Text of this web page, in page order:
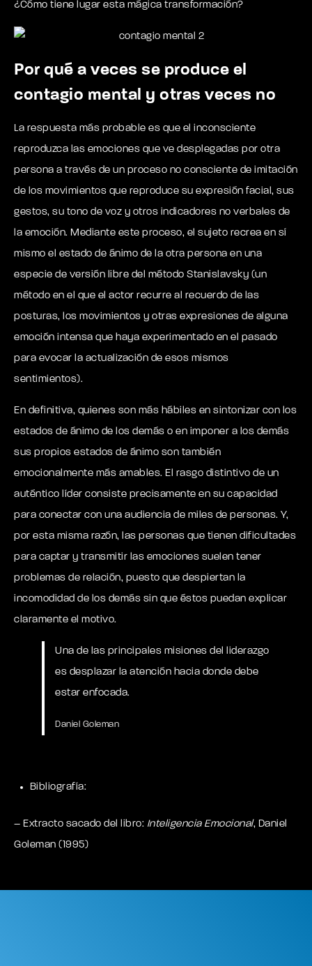
¿Cómo tiene lugar esta mágica transformación?
Por qué a veces se produce el
contagio mental y otras veces no
La respuesta más probable es que el inconsciente
reproduzca las emociones que ve desplegadas por otra
persona a través de un proceso no consciente de imitación
de los movimientos que reproduce su expresión facial, sus
gestos, su tono de voz y otros indicadores no verbales de
la emoción. Mediante este proceso, el sujeto recrea en sí
mismo el estado de ánimo de la otra persona en una
especie de versión libre del método Stanislavsky (un
método en el que el actor recurre al recuerdo de las
posturas, los movimientos y otras expresiones de alguna
emoción intensa que haya experimentado en el pasado
para evocar la actualización de esos mismos
sentimientos).
En definitiva, quienes son más hábiles en sintonizar con los
estados de ánimo de los demás o en imponer a los demás
sus propios estados de ánimo son también
emocionalmente más amables. El rasgo distintivo de un
auténtico líder consiste precisamente en su capacidad
para conectar con una audiencia de miles de personas. Y,
por esta misma razón, las personas que tienen dificultades
para captar y transmitir las emociones suelen tener
problemas de relación, puesto que despiertan la
incomodidad de los demás sin que éstos puedan explicar
claramente el motivo.
Una de las principales misiones del liderazgo
es desplazar la atención hacia donde debe
estar enfocada.
Daniel Goleman
Bibliografía:
– Extracto sacado del libro: Inteligencia Emocional, Daniel
Goleman (1995)